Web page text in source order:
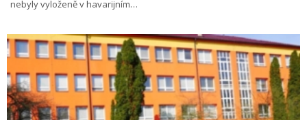
nebyly vyloženě v havarijním…